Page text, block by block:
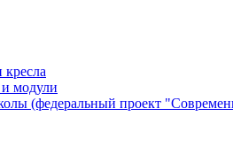
кресла
модули
(федеральный проект